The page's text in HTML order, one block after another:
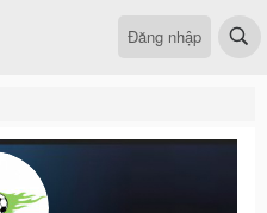
Đăng nhập